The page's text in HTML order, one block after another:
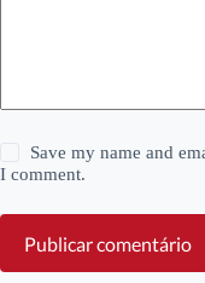
Save my name and
I comment.
Publicar comentário